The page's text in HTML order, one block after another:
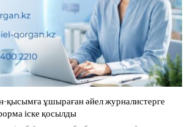
қысымға ұшыраған әйел журналистерге
іске қосылды